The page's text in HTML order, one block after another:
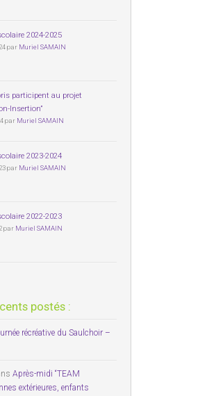
2024-2025
par Muriel SAMAIN
participent au projet
Insertion”
par Muriel SAMAIN
2023-2024
par Muriel SAMAIN
2022-2023
par Muriel SAMAIN
postés :
récréative du Saulchoir –
Après-midi “TEAM
extérieures, enfants